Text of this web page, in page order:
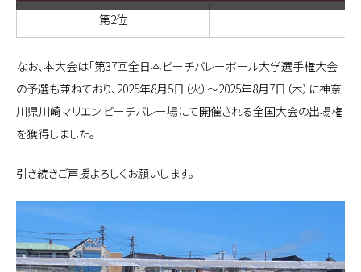
第2位
なお、本大会は「第37回全日本ビーチバレーボール大学選手権大会
の予選も兼ねており、2025年8月5日（火）～2025年8月7日（木）に神奈
川県川崎マリエン ビーチバレー場にて開催される全国大会の出場権
を獲得しました。
引き続きご声援よろしくお願いします。